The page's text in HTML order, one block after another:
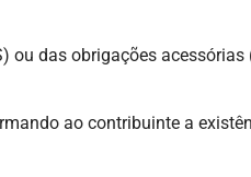
das obrigações
ao contribuinte a